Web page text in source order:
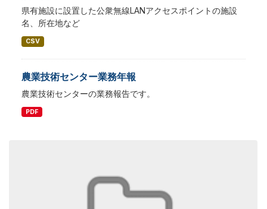
県有施設に設置した公衆無線LANアクセスポイントの施設
名、所在地など
CSV
農業技術センター業務年報
農業技術センターの業務報告です。
PDF